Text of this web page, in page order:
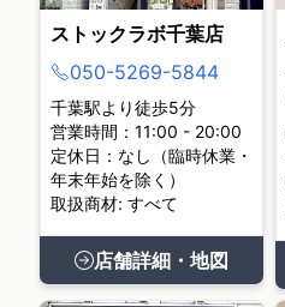
ストックラボ千葉店
050-5269-5844
千葉駅より徒歩5分
営業時間：11:00 - 20:00
定休日：なし（臨時休業・
年末年始を除く）
取扱商材: すべて
店舗詳細・地図